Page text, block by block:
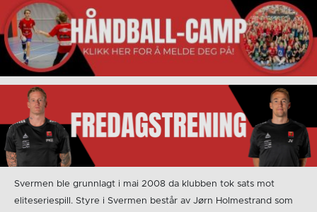
Svermen ble grunnlagt i mai 2008 da klubben tok sats mot
eliteseriespill. Styre i Svermen består av Jørn Holmestrand som